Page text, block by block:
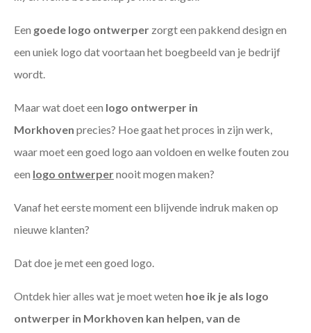
Een goede logo ontwerper zorgt een pakkend design en
een uniek logo dat voortaan het boegbeeld van je bedrijf
wordt.
Maar wat doet een logo ontwerper in
Morkhoven precies? Hoe gaat het proces in zijn werk,
waar moet een goed logo aan voldoen en welke fouten zou
een logo ontwerpernooit mogen maken?
Vanaf het eerste moment een blijvende indruk maken op
nieuwe klanten?
Dat doe je met een goed logo.
Ontdek hier alles wat je moet weten hoe ik je als logo
ontwerper in Morkhoven kan helpen, van de